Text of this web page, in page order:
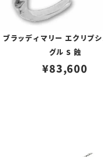
ブラッディマリー エクリプ
グル S 蝕
¥83,600